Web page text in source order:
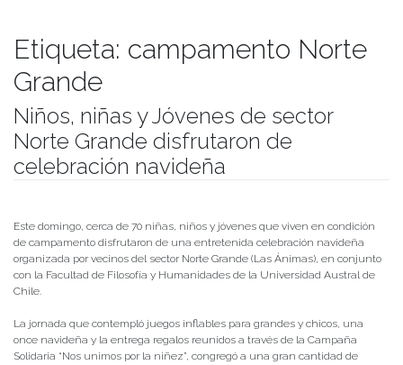
Etiqueta: campamento Norte
Grande
Niños, niñas y Jóvenes de sector
Norte Grande disfrutaron de
celebración navideña
Este domingo, cerca de 70 niñas, niños y jóvenes que viven en condición
de campamento disfrutaron de una entretenida celebración navideña
organizada por vecinos del sector Norte Grande (Las Ánimas), en conjunto
con la Facultad de Filosofía y Humanidades de la Universidad Austral de
Chile.
La jornada que contempló juegos inflables para grandes y chicos, una
once navideña y la entrega regalos reunidos a través de la Campaña
Solidaria “Nos unimos por la niñez”, congregó a una gran cantidad de